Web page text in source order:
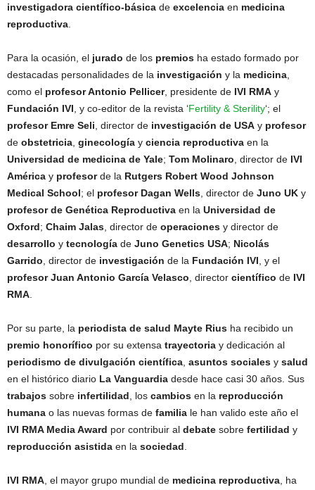
investigadora científico-básica de excelencia en medicina
reproductiva
Para la ocasión, el jurado de los premios ha estado formado por
destacadas personalidades de la investigación y la medicina
como el profesor Antonio Pellicer, presidente de IVI RMA y
Fundación IVI , y co-editor de la revista ‘Fertility & Sterility‘; el
profesor Emre Seli , director de investigación de USA y profesor
de obstetricia ginecología y ciencia reproductiva en la
Universidad de medicina de Yale; Tom Molinaro , director de IVI
América y profesorde la Rutgers Robert Wood Johnson
Medical School; el profesor Dagan Wells , director de Juno UK y
profesor de Genética Reproductiva en la Universidad de
Oxford; Chaim Jalas , director de operaciones y director de
desarrollo y tecnología de Juno Genetics USA; Nicolás
Garrido , director de investigación de la Fundación IVI , y el
profesor Juan Antonio García Velasco , director científico de IVI
RMA
Por su parte, la periodista de salud Mayte Rius ha recibido un
premio honorífico por su extensa trayectoria y dedicación al
periodismo de divulgación científica asuntos sociales y salud
en el histórico diario La Vanguardia desde hace casi 30 años. Sus
trabajos sobre infertilidad , los cambios en la reproducción
humana o las nuevas formas de familia le han valido este año el
IVI RMA Media Award por contribuir al debate sobre fertilidad y
reproducción asistida en la sociedad
IVI RMA , el mayor grupo mundial de medicina reproductiva , ha